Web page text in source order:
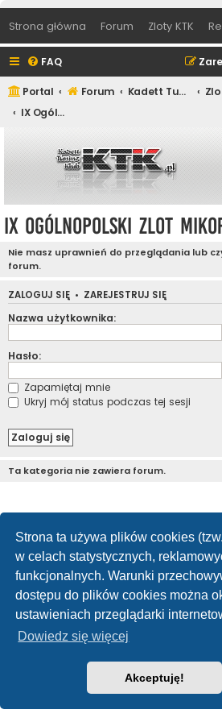
Strona ta używa plików cookies
w celach statystycznych,
funkcjonalnych. Warunki
dostępu do plików cookies można
ustawieniach przeglądarki
Dowiedz się więcej
Akceptuję!
Strona główna Forum Zloty KTK
FAQ
Portal Forum Kadett Tuning Klub
IX Ogólnopolski Zlot Mikorzyn 2011
IX Ogólnopolski Zlot
Nie masz uprawnień do przeglądania lub
forum.
ZALOGUJ SIĘ • ZAREJESTRUJ SIĘ
Nazwa użytkownika:
Hasło:
Zapamiętaj mnie
Ukryj mój status podczas tej sesji
Ta kategoria nie zawiera forum.
Portal Forum
Technologię dostarczaphpBB®
Polski